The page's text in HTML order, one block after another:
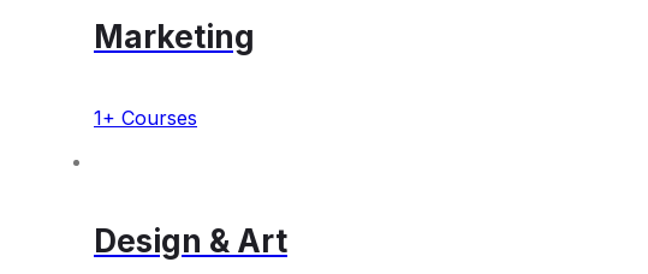
Marketing
1+ Courses
Design & Art